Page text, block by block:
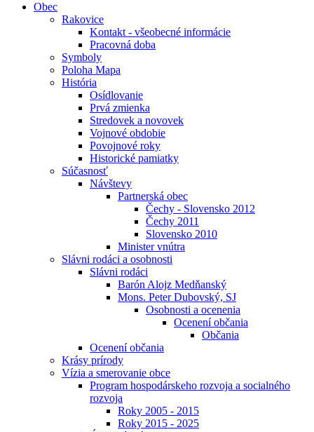
Obec
Rakovice
Kontakt - všeobecné informácie
Pracovná doba
Symboly
Poloha Mapa
História
Osídlovanie
Prvá zmienka
Stredovek a novovek
Vojnové obdobie
Povojnové roky
Historické pamiatky
Súčasnosť
Návštevy
Partnerská obec
Čechy - Slovensko 2012
Čechy 2011
Slovensko 2010
Minister vnútra
Slávni rodáci a osobnosti
Slávni rodáci
Barón Alojz Medňanský
Mons. Peter Dubovský, SJ
Osobnosti a ocenenia
Ocenení občania
Občania
Ocenení občania
Krásy prírody
Vízia a smerovanie obce
Program hospodárskeho rozvoja a socialného
rozvoja
Roky 2005 - 2015
Roky 2015 - 2025